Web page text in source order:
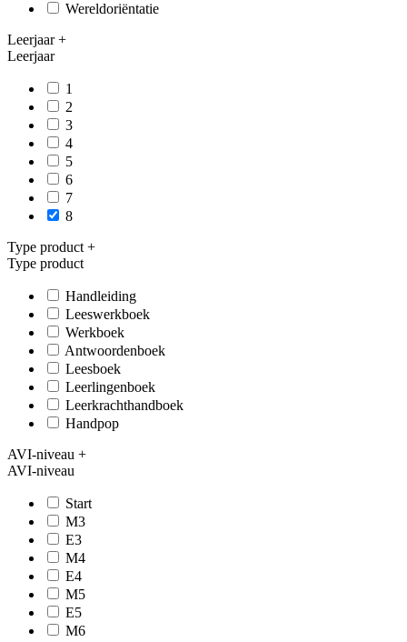
Wereldoriëntatie
Leerjaar+
Leerjaar
1
2
3
4
5
6
7
8
Type product +
Type product
Handleiding
Leeswerkboek
Werkboek
Antwoordenboek
Leesboek
Leerlingenboek
Leerkrachthandboek
Handpop
AVI-niveau +
AVI-niveau
Start
M3
E3
M4
E4
M5
E5
M6